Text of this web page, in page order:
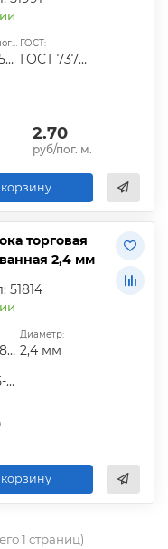
Вес погонного метра, т.:
0.0000355104
ГОСТ:
ГОСТ 7372-79
2.70
руб/пог. м.
торговая
2,4 мм
51814
ГОСТ 3282-74
Диаметр:
2,4 мм
Бухта 25-50 кг
1 страниц)